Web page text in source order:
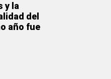
y la
del
año fue